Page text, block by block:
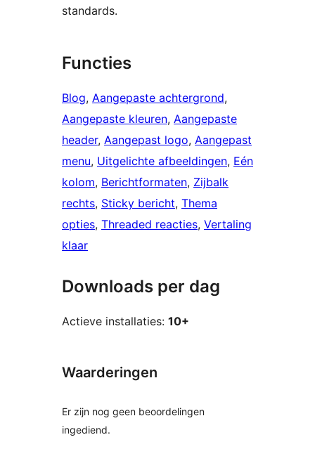
standards.
Functies
Blog, Aangepaste achtergrond
Aangepaste kleuren, Aangepaste
header, Aangepast logo, Aangepast
menu, Uitgelichte afbeeldingen, Eén
kolom, Berichtformaten, Zijbalk
rechts, Sticky bericht, Thema
opties, Threaded reacties, Vertaling
klaar
Downloads per dag
Actieve installaties: 10+
Waarderingen
Er zijn nog geen beoordelingen
ingediend.